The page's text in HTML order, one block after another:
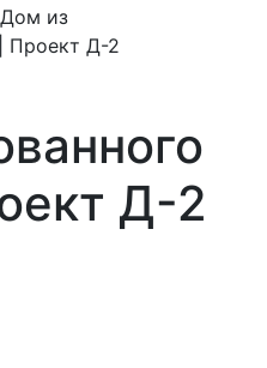
Дом из
Проект Д-2
Д-2